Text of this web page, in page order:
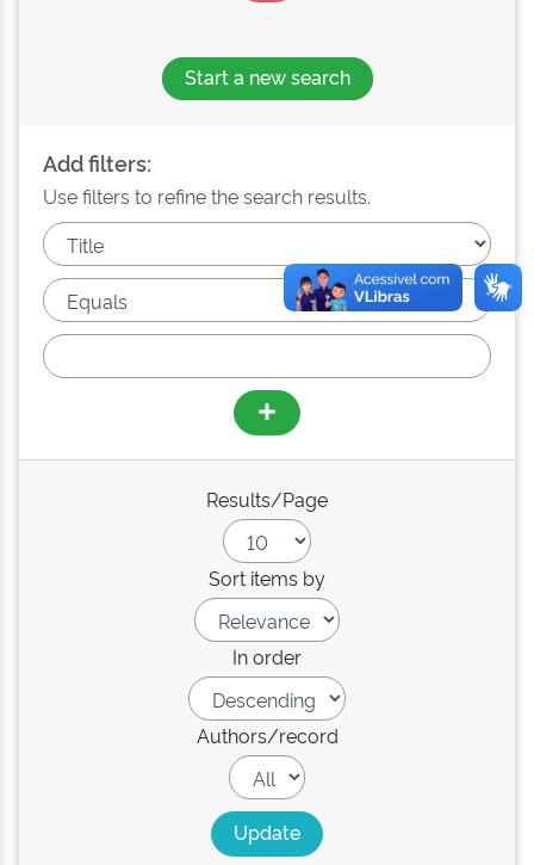
Start a new search
Add filters:
Use filters to refine the search results.
Results/Page
Sort items by
In order
Authors/record